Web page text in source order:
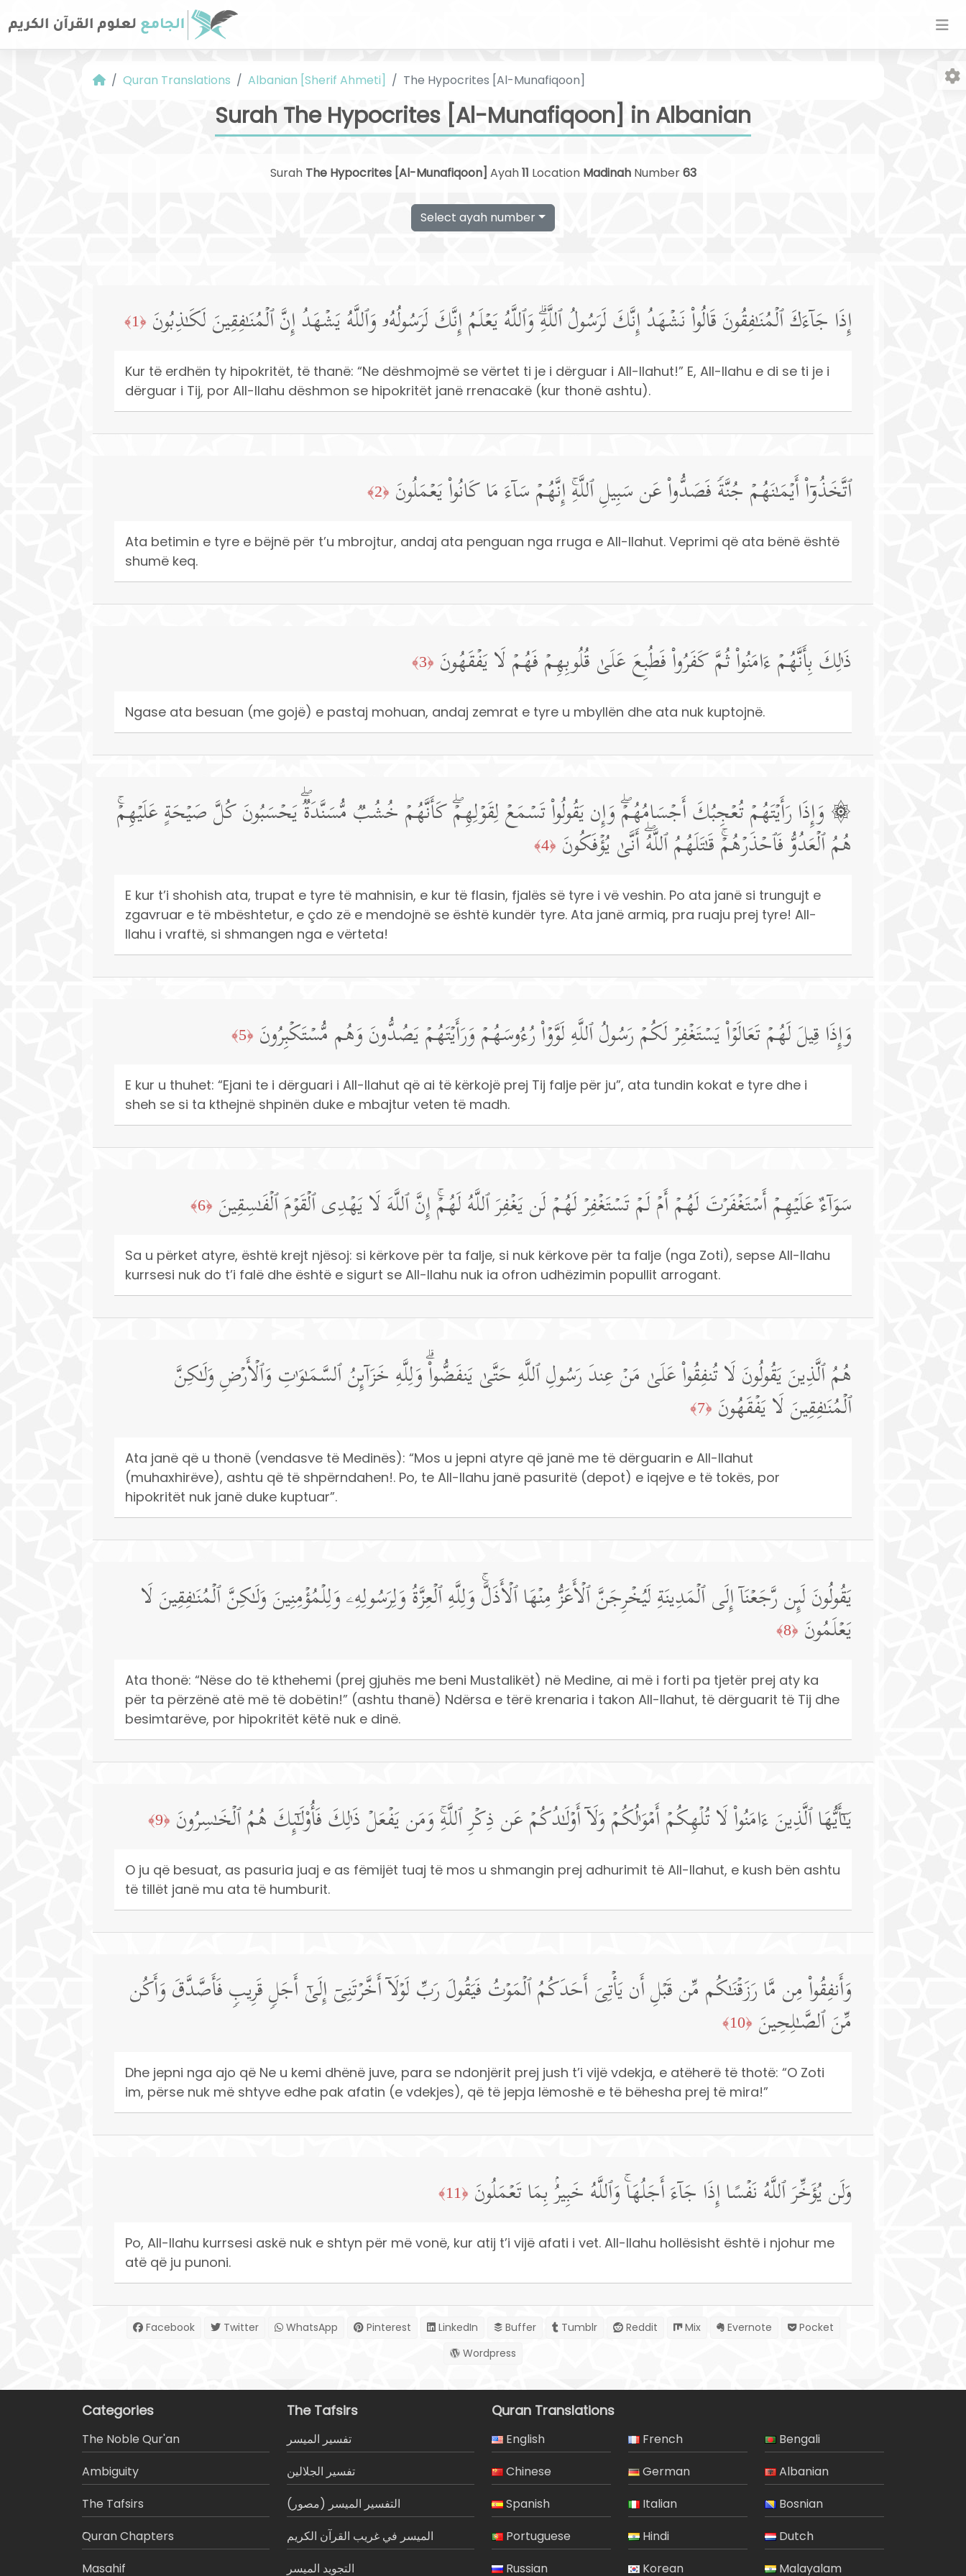
Quran Translations Albanian [Sherif Ahmeti] The Hypocrites [Al-Munafiqoon]
Surah The Hypocrites [Al-Munafiqoon] in Albanian
Surah The Hypocrites [Al-Munafiqoon] Ayah11 Location MadinahNumber63
Select ayah number
إِذَا جَاۤءَكَ ٱلۡمُنَـٰفِقُونَ قَالُوا۟ نَشۡهَدُ إِنَّكَ لَرَسُولُ ٱللَّهِۗ وَٱللَّهُ یَعۡلَمُ إِنَّكَ لَرَسُولُهُۥ وَٱللَّهُ یَشۡهَدُ إِنَّ ٱلۡمُنَـٰفِقِینَ لَكَـٰذِبُونَ ﴿1﴾
Kur të erdhën ty hipokritët, të thanë: “Ne dëshmojmë se vërtet ti je i dërguar i All-llahut!” E, All-llahu e di se ti je i
dërguar i Tij, por All-llahu dëshmon se hipokritët janë rrenacakë (kur thonë ashtu).
ٱتَّخَذُوۤا۟ أَیۡمَـٰنَهُمۡ جُنَّةࣰ فَصَدُّوا۟ عَن سَبِیلِ ٱللَّهِۚ إِنَّهُمۡ سَاۤءَ مَا كَانُوا۟ یَعۡمَلُونَ ﴿2﴾
Ata betimin e tyre e bëjnë për t’u mbrojtur, andaj ata penguan nga rruga e All-llahut. Veprimi që ata bënë është
shumë keq.
ذَ ٰ⁠لِكَ بِأَنَّهُمۡ ءَامَنُوا۟ ثُمَّ كَفَرُوا۟ فَطُبِعَ عَلَىٰ قُلُوبِهِمۡ فَهُمۡ لَا یَفۡقَهُونَ ﴿3﴾
Ngase ata besuan (me gojë) e pastaj mohuan, andaj zemrat e tyre u mbyllën dhe ata nuk kuptojnë.
۞ وَإِذَا رَأَیۡتَهُمۡ تُعۡجِبُكَ أَجۡسَامُهُمۡۖ وَإِن یَقُولُوا۟ تَسۡمَعۡ لِقَوۡلِهِمۡۖ كَأَنَّهُمۡ خُشُبࣱ مُّسَنَّدَةࣱۖ یَحۡسَبُونَ كُلَّ صَیۡحَةٍ عَلَیۡهِمۡۚ
هُمُ ٱلۡعَدُوُّ فَٱحۡذَرۡهُمۡۚ قَـٰتَلَهُمُ ٱللَّهُۖ أَنَّىٰ یُؤۡفَكُونَ ﴿4﴾
E kur t’i shohish ata, trupat e tyre të mahnisin, e kur të flasin, fjalës së tyre i vë veshin. Po ata janë si trungujt e
zgavruar e të mbështetur, e çdo zë e mendojnë se është kundër tyre. Ata janë armiq, pra ruaju prej tyre! All-
llahu i vraftë, si shmangen nga e vërteta!
وَإِذَا قِیلَ لَهُمۡ تَعَالَوۡا۟ یَسۡتَغۡفِرۡ لَكُمۡ رَسُولُ ٱللَّهِ لَوَّوۡا۟ رُءُوسَهُمۡ وَرَأَیۡتَهُمۡ یَصُدُّونَ وَهُم مُّسۡتَكۡبِرُونَ ﴿5﴾
E kur u thuhet: “Ejani te i dërguari i All-llahut që ai të kërkojë prej Tij falje për ju”, ata tundin kokat e tyre dhe i
sheh se si ta kthejnë shpinën duke e mbajtur veten të madh.
سَوَاۤءٌ عَلَیۡهِمۡ أَسۡتَغۡفَرۡتَ لَهُمۡ أَمۡ لَمۡ تَسۡتَغۡفِرۡ لَهُمۡ لَن یَغۡفِرَ ٱللَّهُ لَهُمۡۚ إِنَّ ٱللَّهَ لَا یَهۡدِی ٱلۡقَوۡمَ ٱلۡفَـٰسِقِینَ ﴿6﴾
Sa u përket atyre, është krejt njësoj: si kërkove për ta falje, si nuk kërkove për ta falje (nga Zoti), sepse All-llahu
kurrsesi nuk do t’i falë dhe është e sigurt se All-llahu nuk ia ofron udhëzimin popullit arrogant.
هُمُ ٱلَّذِینَ یَقُولُونَ لَا تُنفِقُوا۟ عَلَىٰ مَنۡ عِندَ رَسُولِ ٱللَّهِ حَتَّىٰ یَنفَضُّوا۟ۗ وَلِلَّهِ خَزَاۤىِٕنُ ٱلسَّمَـٰوَ ٰ⁠تِ وَٱلۡأَرۡضِ وَلَـٰكِنَّ
ٱلۡمُنَـٰفِقِینَ لَا یَفۡقَهُونَ ﴿7﴾
Ata janë që u thonë (vendasve të Medinës): “Mos u jepni atyre që janë me të dërguarin e All-llahut
(muhaxhirëve), ashtu që të shpërndahen!. Po, te All-llahu janë pasuritë (depot) e iqejve e të tokës, por
hipokritët nuk janë duke kuptuar”.
یَقُولُونَ لَىِٕن رَّجَعۡنَاۤ إِلَى ٱلۡمَدِینَةِ لَیُخۡرِجَنَّ ٱلۡأَعَزُّ مِنۡهَا ٱلۡأَذَلَّۚ وَلِلَّهِ ٱلۡعِزَّةُ وَلِرَسُولِهِۦ وَلِلۡمُؤۡمِنِینَ وَلَـٰكِنَّ ٱلۡمُنَـٰفِقِینَ لَا
یَعۡلَمُونَ ﴿8﴾
Ata thonë: “Nëse do të kthehemi (prej gjuhës me beni Mustalikët) në Medine, ai më i forti pa tjetër prej aty ka
për ta përzënë atë më të dobëtin!” (ashtu thanë) Ndërsa e tërë krenaria i takon All-llahut, të dërguarit të Tij dhe
besimtarëve, por hipokritët këtë nuk e dinë.
یَـٰۤأَیُّهَا ٱلَّذِینَ ءَامَنُوا۟ لَا تُلۡهِكُمۡ أَمۡوَ ٰ⁠لُكُمۡ وَلَاۤ أَوۡلَـٰدُكُمۡ عَن ذِكۡرِ ٱللَّهِۚ وَمَن یَفۡعَلۡ ذَ ٰ⁠لِكَ فَأُو۟لَـٰۤىِٕكَ هُمُ ٱلۡخَـٰسِرُونَ ﴿9﴾
O ju që besuat, as pasuria juaj e as fëmijët tuaj të mos u shmangin prej adhurimit të All-llahut, e kush bën ashtu
të tillët janë mu ata të humburit.
وَأَنفِقُوا۟ مِن مَّا رَزَقۡنَـٰكُم مِّن قَبۡلِ أَن یَأۡتِیَ أَحَدَكُمُ ٱلۡمَوۡتُ فَیَقُولَ رَبِّ لَوۡلَاۤ أَخَّرۡتَنِیۤ إِلَىٰۤ أَجَلࣲ قَرِیبࣲ فَأَصَّدَّقَ وَأَكُن
مِّنَ ٱلصَّـٰلِحِینَ ﴿10﴾
Dhe jepni nga ajo që Ne u kemi dhënë juve, para se ndonjërit prej jush t’i vijë vdekja, e atëherë të thotë: “O Zoti
im, përse nuk më shtyve edhe pak afatin (e vdekjes), që të jepja lëmoshë e të bëhesha prej të mira!”
وَلَن یُؤَخِّرَ ٱللَّهُ نَفۡسًا إِذَا جَاۤءَ أَجَلُهَاۚ وَٱللَّهُ خَبِیرُۢ بِمَا تَعۡمَلُونَ ﴿11﴾
Po, All-llahu kurrsesi askë nuk e shtyn për më vonë, kur atij t’i vijë afati i vet. All-llahu hollësisht është i njohur me
atë që ju punoni.
Facebook Twitter WhatsApp Pinterest LinkedIn Buffer Tumblr Reddit Mix Evernote
Pocket
Wordpress
Categories
The Noble Qur'an
Ambiguity
The Tafsirs
َQuran Chapters
Masahif
The Tafsirs
تفسير المیسر
تفسير الجلالين
التفسير الميسر (مصور)
الميسر في غريب القرآن الكريم
التجويد الميسر
Quran Translations
English
Chinese
Spanish
Portuguese
Russian
French
German
Italian
Hindi
Korean
Bengali
Albanian
Bosnian
Dutch
Malayalam